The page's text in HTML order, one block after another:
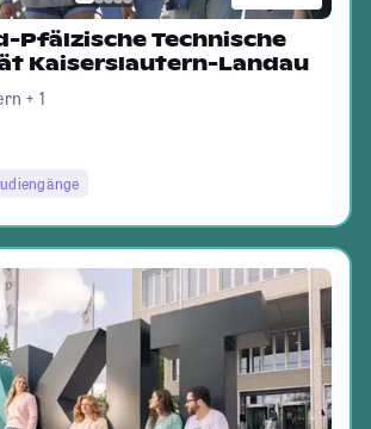
Pfälzische Technische
Kaiserslautern-Landau
+ 1